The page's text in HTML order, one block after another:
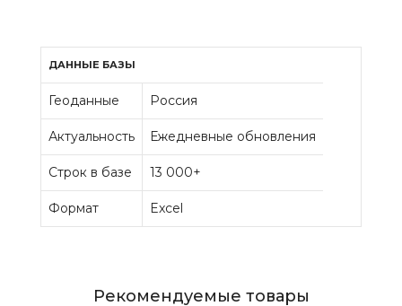
ДАННЫЕ БАЗЫ
Геоданные Россия
Актуальность Ежедневные обновления
Строк в базе 13 000+
Формат Excel
Рекомендуемые товары